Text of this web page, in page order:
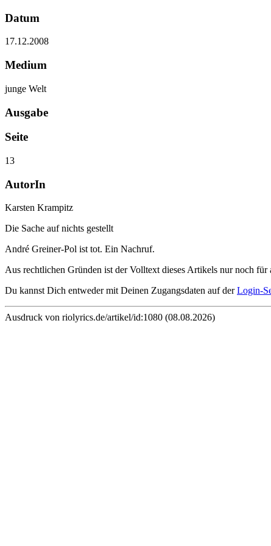
Datum
17.12.2008
Medium
junge Welt
Ausgabe
Seite
13
AutorIn
Karsten Krampitz
Die Sache auf nichts gestellt
André Greiner-Pol ist tot. Ein Nachruf.
Aus rechtlichen Gründen ist der Volltext dieses Artikels nur noch
Du kannst Dich entweder mit Deinen Zugangsdaten auf derLogin-
Ausdruck von riolyrics.de/artikel/id:1080 (08.08.2026)